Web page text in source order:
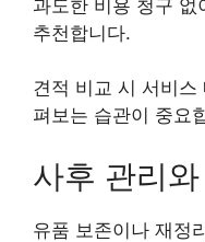
과도한 비용 청구 없
추천합니다.
견적 비교 시 서비
펴보는 습관이 중요
사후 관리
유품 보존이나 재정